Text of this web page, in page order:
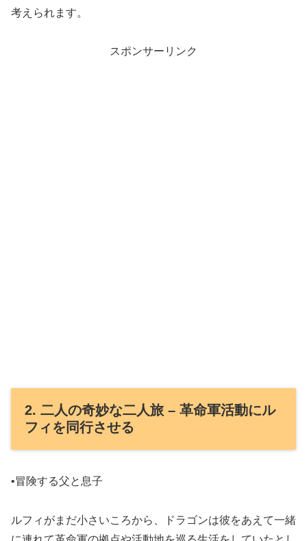
考えられます。
スポンサーリンク
2. 二人の奇妙な二人旅 – 革命軍活動にル
フィを同行させる
•冒険する父と息子
ルフィがまだ小さいころから、ドラゴンは彼をあえて一緒